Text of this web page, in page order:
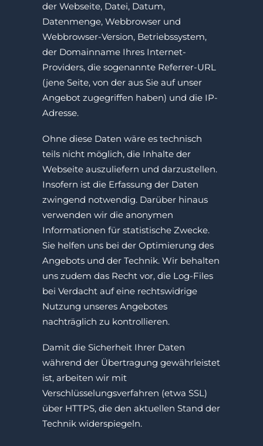
der Webseite, Datei, Datum,
Datenmenge, Webbrowser und
Webbrowser-Version, Betriebssystem,
der Domainname Ihres Internet-
Providers, die sogenannte Referrer-URL
(jene Seite, von der aus Sie auf unser
Angebot zugegriffen haben) und die IP-
Adresse.
Ohne diese Daten wäre es technisch
teils nicht möglich, die Inhalte der
Webseite auszuliefern und darzustellen.
Insofern ist die Erfassung der Daten
zwingend notwendig. Darüber hinaus
verwenden wir die anonymen
Informationen für statistische Zwecke.
Sie helfen uns bei der Optimierung des
Angebots und der Technik. Wir behalten
uns zudem das Recht vor, die Log-Files
bei Verdacht auf eine rechtswidrige
Nutzung unseres Angebotes
nachträglich zu kontrollieren.
Damit die Sicherheit Ihrer Daten
während der Übertragung gewährleistet
ist, arbeiten wir mit
Verschlüsselungsverfahren (etwa SSL)
über HTTPS, die den aktuellen Stand der
Technik widerspiegeln.